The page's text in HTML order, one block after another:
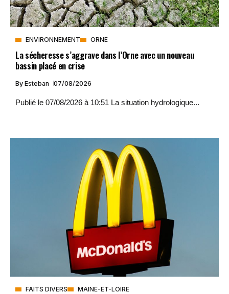
ENVIRONNEMENT ORNE
La sécheresse s’aggrave dans l’Orne avec un nouveau
bassin placé en crise
By Esteban 07/08/2026
Publié le 07/08/2026 à 10:51 La situation hydrologique...
FAITS DIVERS MAINE-ET-LOIRE